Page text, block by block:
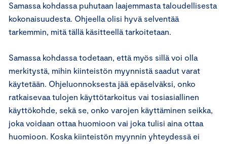
Samassa kohdassa puhutaan laajemmasta taloudellisesta
kokonaisuudesta. Ohjeella olisi hyvä selventää
tarkemmin, mitä tällä käsitteellä tarkoitetaan.
Samassa kohdassa todetaan, että myös sillä voi olla
merkitystä, mihin kiinteistön myynnistä saadut varat
käytetään. Ohjeluonnoksesta jää epäselväksi, onko
ratkaisevaa tulojen käyttötarkoitus vai tosiasiallinen
käyttökohde, sekä se, onko varojen käyttäminen seikka,
joka voidaan ottaa huomioon vai joka tulisi aina ottaa
huomioon. Koska kiinteistön myynnin yhteydessä ei